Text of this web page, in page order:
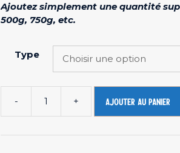
Ajoutez simplement une quantité
500g, 750g, etc.
Type
-
de
Beurre
+ Ajouter au panier